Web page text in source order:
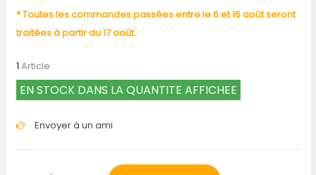
* Toutes les commandes passées entre le 6 et 16 août seront
traitées à partir du 17 août.
1Article
EN STOCK DANS LA QUANTITE AFFICHEE
Envoyer à un ami